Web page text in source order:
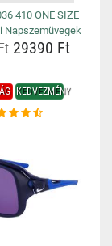
410 ONE SIZE
Napszemüvegek
29390 Ft
KEDVEZMÉNY